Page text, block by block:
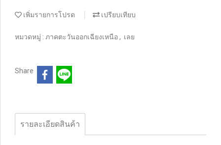
เพิ่มรายการโปรด เปรียบเทียบ
หมวดหมู่ : ภาคตะวันออกเฉียงเหนือ , เลย
Share
รายละเอียดสินค้า